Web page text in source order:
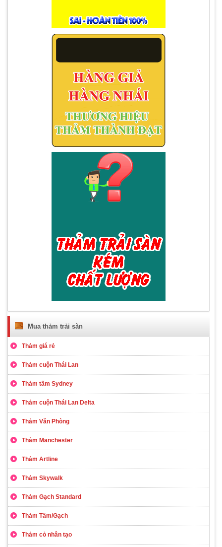
Mua thảm trải sàn
Thảm giá rẻ
Thảm cuộn Thái Lan
Thảm tấm Sydney
Thảm cuộn Thái Lan Delta
Thảm Văn Phòng
Thảm Manchester
Thảm Artline
Thảm Skywalk
Thảm Gạch Standard
Thảm Tấm/Gạch
Thảm cỏ nhân tạo